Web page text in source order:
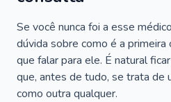
Se você nunca foi a esse
dúvida sobre como é a
que falar para ele. É natural
que, antes de tudo, se trata de
como outra qualquer.